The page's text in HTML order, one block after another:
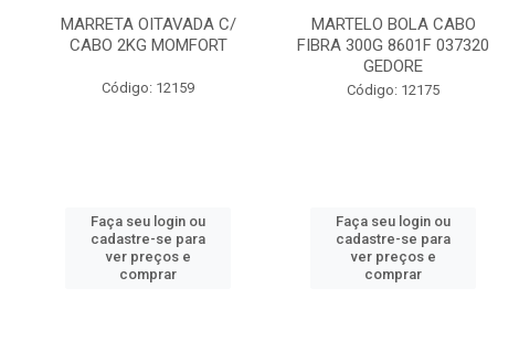
MARRETA OITAVADA C/
CABO 2KG MOMFORT
Código: 12159
Faça seu login ou
cadastre-se para
ver preços e
comprar
MARTELO BOLA CABO
FIBRA 300G 8601F 037320
GEDORE
Código: 12175
Faça seu login ou
cadastre-se para
ver preços e
comprar